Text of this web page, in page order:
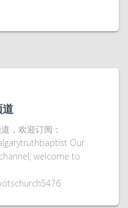
，欢迎订阅：
Our
welcome to